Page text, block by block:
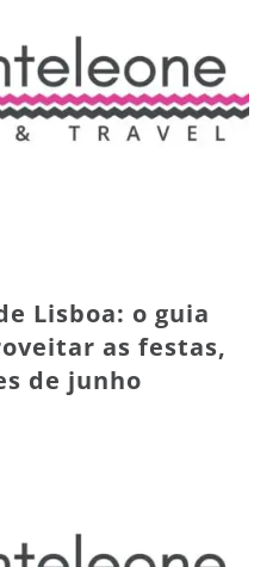
Lisboa: o guia
as festas,
de junho